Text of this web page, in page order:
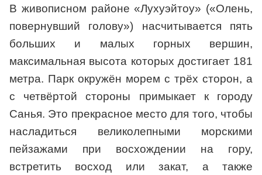
В живописном районе «Лухуэйтоу» («Олень,
повернувший голову») насчитывается пять
больших и малых горных вершин,
максимальная высота которых достигает 181
метра. Парк окружён морем с трёх сторон, а
с четвёртой стороны примыкает к городу
Санья. Это прекрасное место для того, чтобы
насладиться великолепными морскими
пейзажами при восхождении на гору,
встретить восход или закат, а также